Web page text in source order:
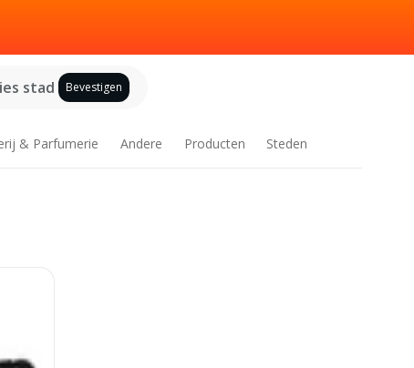
stad Bevestigen
& Parfumerie Andere Producten Steden